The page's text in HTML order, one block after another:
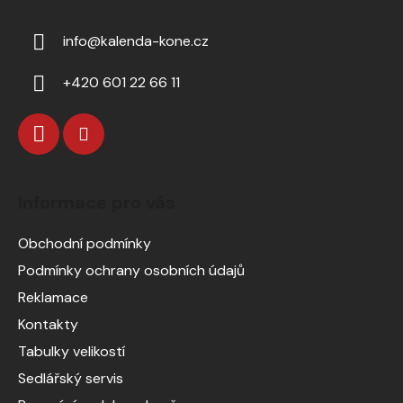
info@kalenda-kone.cz
+420 601 22 66 11
Obchodní podmínky
Podmínky ochrany osobních údajů
Reklamace
Kontakty
Tabulky velikostí
Sedlářský servis